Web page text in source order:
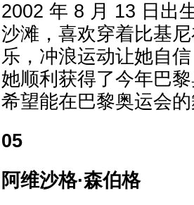
2002 年 8 月 13 日出
沙滩，喜欢穿着比基
乐，冲浪运动让她自
她顺利获得了今年巴
希望能在巴黎奥运会
05
阿维沙格·森伯格